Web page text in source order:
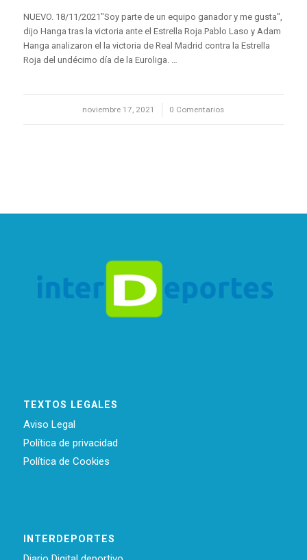
NUEVO. 18/11/2021"Soy parte de un equipo ganador y me gusta",
dijo Hanga tras la victoria ante el Estrella Roja.Pablo Laso y Adam
Hanga analizaron el la victoria de Real Madrid contra la Estrella
Roja del undécimo día de la Euroliga. …
noviembre 17, 2021
/ 0 Comentarios
TEXTOS LEGALES
Aviso Legal
Política de privacidad
Política de Cookies
INTERDEPORTES